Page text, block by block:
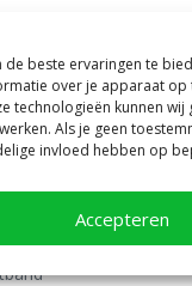
de beste ervaringen te
over je apparaat op
technologieën kunnen
Als je geen
invloed hebben op
Accepteren
wegdrukken of
langzaam naar
zijdelingse druk op en
of een border.
gelijk aan één
van de benodigde
bestratingsrand, dan
moeten
houden.